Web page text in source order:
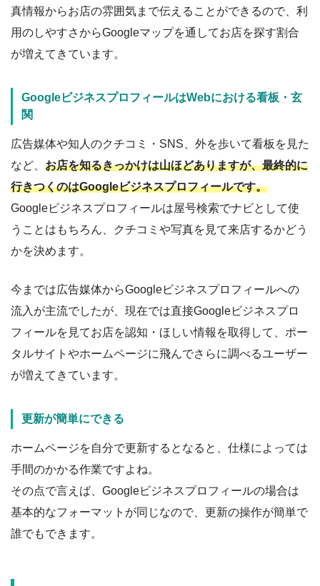
真情報からお店の雰囲気まで伝えることができるので、利
用のしやすさからGoogleマップを通してお店を探す割合
が増えてきています。
GoogleビジネスプロフィールはWebにおける看板・玄
関
広告媒体や知人のクチコミ・SNS、外を歩いて看板を見た
など、 お店を知るきっかけは山ほどありますが、最終的に
行きつくのはGoogleビジネスプロフィールです。
Googleビジネスプロフィールは屋号検索でナビとして使
うことはもちろん、クチコミや写真を見て来店するかどう
かを決めます。
今までは広告媒体からGoogleビジネスプロフィールへの
流入が主流でしたが、現在では直接Googleビジネスプロ
フィールを見てお店を認知・ほしい情報を取得して、ポー
タルサイトやホームページに飛んでさらに調べるユーザー
が増えてきています。
更新が簡単にできる
ホームページを自分で更新するとなると、仕様によっては
手間のかかる作業ですよね。
その点で言えば、Googleビジネスプロフィールの場合は
基本的なフォーマットが同じなので、更新の操作が簡単で
誰でもできます。